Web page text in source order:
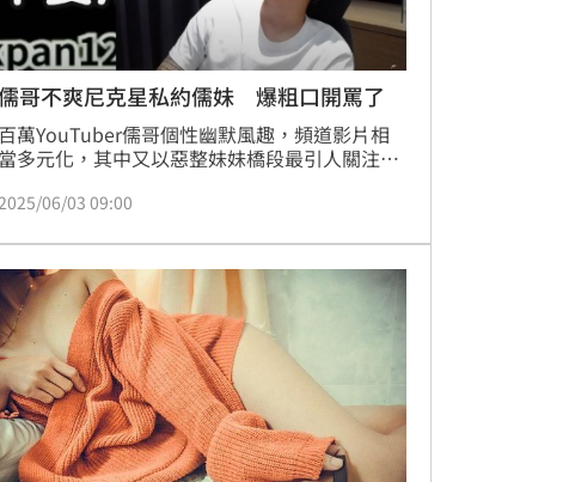
哥不爽尼克星私約儒妹 爆粗口開罵了
百萬YouTuber儒哥個性幽默風趣，頻道影片相
當多元化，其中又以惡整妹妹橋段最引人關注。
網紅尼克星想跟儒妹約會一事，儒哥也為此看
全都拍了下來。蔡佩伶報導
2025/06/03 09:00